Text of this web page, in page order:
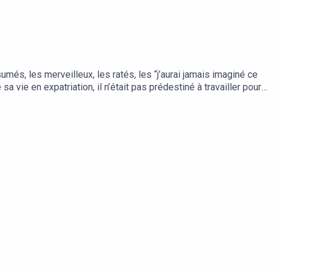
les merveilleux, les ratés, les “j’aurai jamais imaginé ce
sa vie en expatriation, il n’était pas prédestiné à travailler pour
il a tout fait pour, il ne savait pas non plus qu’un jour il
The Everminds . Ce retour en beauté, il l’assume et démoli au